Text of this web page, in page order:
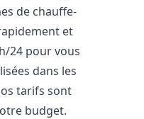
de chauffe-
et
24 pour vous
dans les
tarifs sont
budget.